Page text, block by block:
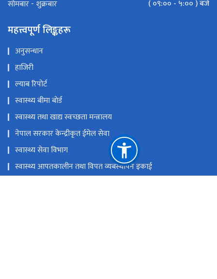
सोमबार - शुक्रबार ( ०९:०० - ५:०० ) बजे
महत्त्वपूर्ण लिङ्कहरू
अनुसन्धान
हाजिरी
ल्याब रिपोर्ट
स्वास्थ्य बीमा बाेर्ड
स्वास्थ्य तथा खाद्य स्वच्छता मन्त्रालय
नेपाल सरकार केन्द्रीकृत ईमेल सेवा
स्वास्थ्य सेवा विभाग
स्वास्थ्य आपतकालीन तथा विपत व्यबस्थापन इकाई